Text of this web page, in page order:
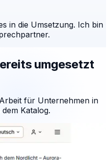
in die Umsetzung. Ich bin
umgesetzt
für Unternehmen in
Katalog.